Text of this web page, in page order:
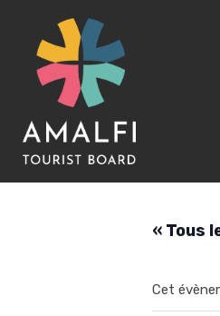
« Tous
Cet